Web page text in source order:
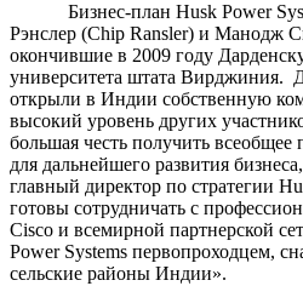
Бизнес-план Husk Power
Рэнслер (Chip Ransler) и Манодж
окончившие в 2009 году
университета штата Вирджиния.
открыли в Индии собственную
высокий уровень других
большая честь получить
для дальнейшего развития
главный директор по стратегии
готовы сотрудничать с
Cisco и всемирной партнерской
Power Systems первопроходцем,
сельские районы Индии».